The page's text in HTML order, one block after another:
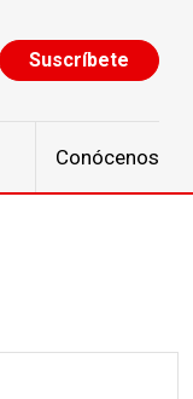
Suscríbete
Conócenos